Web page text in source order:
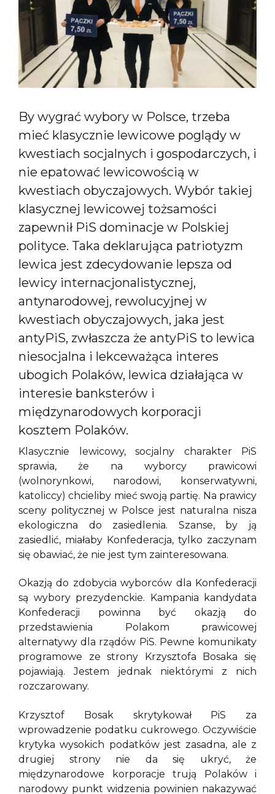
By wygrać wybory w Polsce, trzeba
mieć klasycznie lewicowe poglądy w
kwestiach socjalnych i gospodarczych, i
nie epatować lewicowością w
kwestiach obyczajowych. Wybór takiej
klasycznej lewicowej tożsamości
zapewnił PiS dominacje w Polskiej
polityce. Taka deklarująca patriotyzm
lewica jest zdecydowanie lepsza od
lewicy internacjonalistycznej,
antynarodowej, rewolucyjnej w
kwestiach obyczajowych, jaka jest
antyPiS, zwłaszcza że antyPiS to lewica
niesocjalna i lekceważąca interes
ubogich Polaków, lewica działająca w
interesie banksterów i
międzynarodowych korporacji
kosztem Polaków.
Klasycznie lewicowy, socjalny charakter PiS
sprawia, że na wyborcy prawicowi
(wolnorynkowi, narodowi, konserwatywni,
katoliccy) chcieliby mieć swoją partię. Na prawicy
sceny politycznej w Polsce jest naturalna nisza
ekologiczna do zasiedlenia. Szanse, by ją
zasiedlić, miałaby Konfederacja, tylko zaczynam
się obawiać, że nie jest tym zainteresowana.
Okazją do zdobycia wyborców dla Konfederacji
są wybory prezydenckie. Kampania kandydata
Konfederacji powinna być okazją do
przedstawienia Polakom prawicowej
alternatywy dla rządów PiS. Pewne komunikaty
programowe ze strony Krzysztofa Bosaka się
pojawiają. Jestem jednak niektórymi z nich
rozczarowany.
Krzysztof Bosak skrytykował PiS za
wprowadzenie podatku cukrowego. Oczywiście
krytyka wysokich podatków jest zasadna, ale z
drugiej strony nie da się ukryć, że
międzynarodowe korporacje trują Polaków i
narodowy punkt widzenia powinien nakazywać